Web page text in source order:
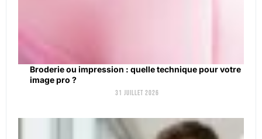
Broderie ou impression : quelle technique pour votre
image pro ?
31 juillet 2026